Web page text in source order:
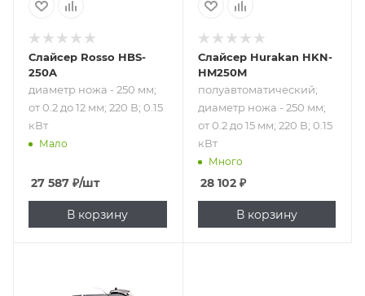
Слайсер Rosso HBS-
250A
диаметр ножа - 250 мм;
от 0.2 до 12 мм; 220 В; 0.15
кВт
Мало
27 587 ₽/шт
В корзину
Слайсер Hurakan HKN-
HM250M
полуавтоматический;
диаметр ножа - 250 мм;
от 0.2 до 15 мм; 220 В; 0.15
кВт
Много
28 102₽
В корзину